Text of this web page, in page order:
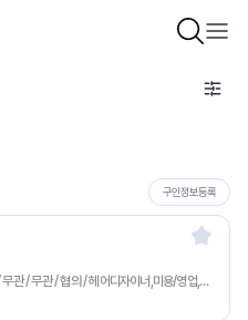
구인정보등록
연봉 4,000만원이상 (면접 후 결정) / 세 이하 / 무관 / 무관 / 협의 / 헤어디자이너,미용/영업,기타